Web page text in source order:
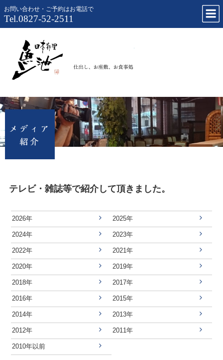
お問い合わせ・ご予約はお電話で
Tel.0827-52-2511
テレビ・雑誌等で紹介して頂きました。
2026年 2025年
2024年 2023年
2022年 2021年
2020年 2019年
2018年 2017年
2016年 2015年
2014年 2013年
2012年 2011年
2010年以前